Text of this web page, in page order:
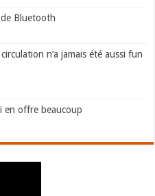
Bluetooth
n’a jamais été aussi fun
en offre beaucoup